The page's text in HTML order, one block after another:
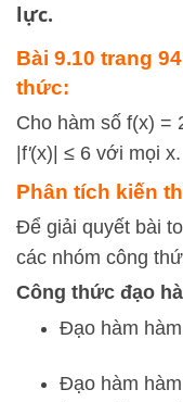
lực.
Bài 9.10 trang
thức:
Cho hàm số f(x) =
|f'(x)| ≤ 6 với mọi x.
Phân tích kiến
Để giải quyết bài
các nhóm công
Công thức đạo
Đạo hàm
Đạo hàm